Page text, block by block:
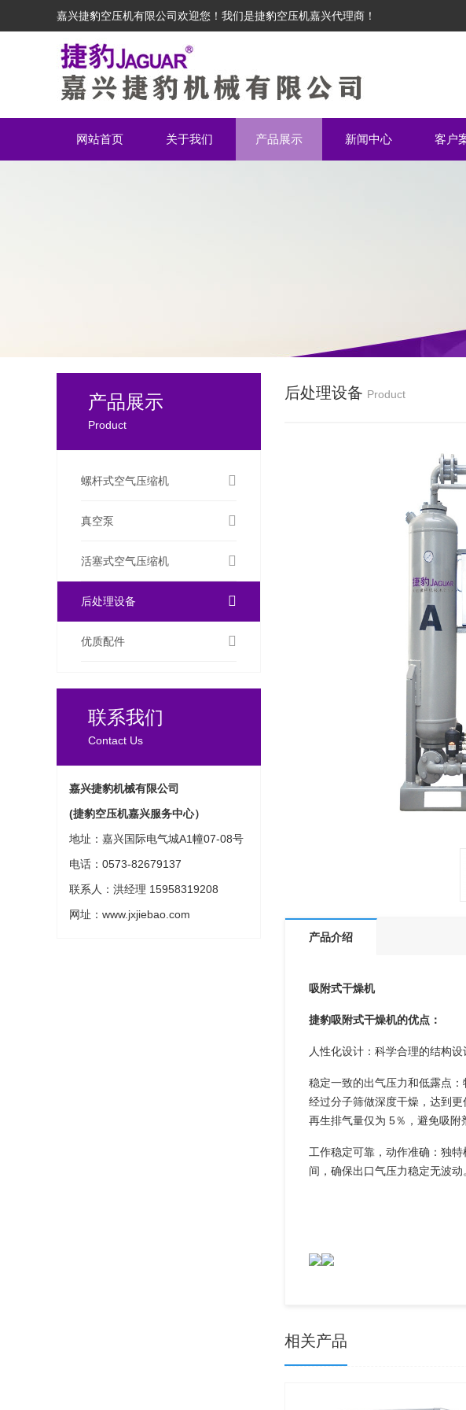
嘉兴捷豹空压机有限公司欢迎您！我们是捷豹空压机嘉兴代理商！
网站首页 关于我们 产品展示 新闻中心 客户
产品展示
Product
螺杆式空气压缩机
真空泵
活塞式空气压缩机
后处理设备
优质配件
联系我们
Contact Us
嘉兴捷豹机械有限公司
(捷豹空压机嘉兴服务中心）
地址：嘉兴国际电气城A1幢07-08号
电话：0573-82679137
联系人：洪经理 15958319208
网址：www.jxjiebao.com
后处理设备 Product
产品介绍
吸附式干燥机
捷豹吸附式干燥机的优点：
人性化设计：科学合理的结构
稳定一致的出气压力和低露点
经过分子筛做深度干燥，达到
再生排气量仅为 5％，避免吸附
工作稳定可靠，动作准确：独
间，确保出口气压力稳定无波动
相关产品